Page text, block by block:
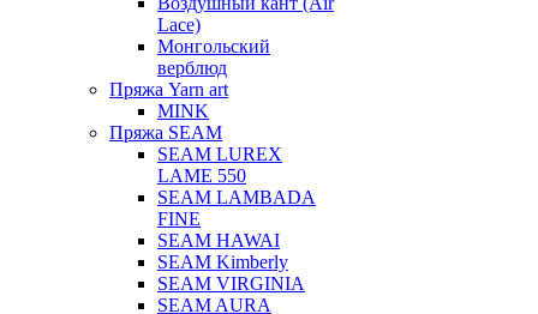
Lace)
Монгольский
верблюд
Пряжа Yarn art
MINK
Пряжа SEAM
SEAM LUREX
LAME 550
SEAM LAMBADA
FINE
SEAM HAWAI
SEAM Kimberly
SEAM VIRGINIA
SEAM AURA